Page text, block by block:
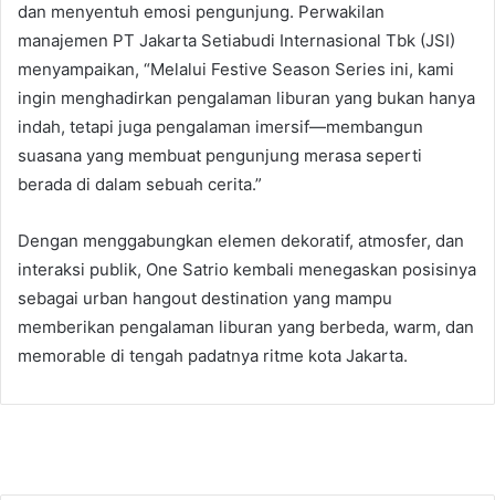
dan menyentuh emosi pengunjung. Perwakilan
manajemen PT Jakarta Setiabudi Internasional Tbk (JSI)
menyampaikan, “Melalui Festive Season Series ini, kami
ingin menghadirkan pengalaman liburan yang bukan hanya
indah, tetapi juga pengalaman imersif—membangun
suasana yang membuat pengunjung merasa seperti
berada di dalam sebuah cerita.”
Dengan menggabungkan elemen dekoratif, atmosfer, dan
interaksi publik, One Satrio kembali menegaskan posisinya
sebagai urban hangout destination yang mampu
memberikan pengalaman liburan yang berbeda, warm, dan
memorable di tengah padatnya ritme kota Jakarta.